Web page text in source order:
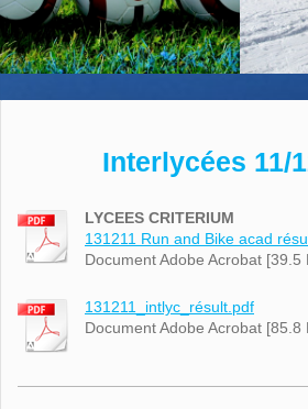
Interlycées 11/
LYCEES CRITERIUM
131211 Run and Bike acad
Document Adobe Acrobat [39.5
131211_intlyc_résult.pdf
Document Adobe Acrobat [85.8